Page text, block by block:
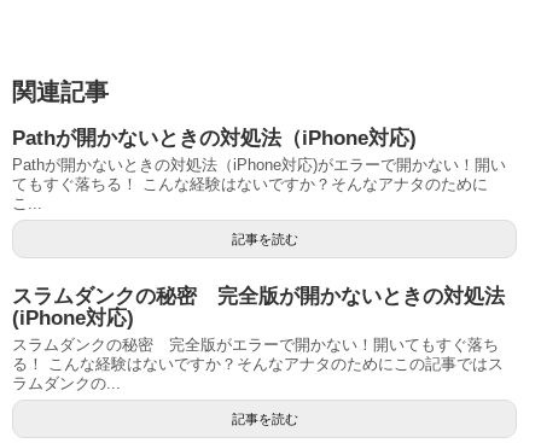
関連記事
Pathが開かないときの対処法（iPhone対応)
Pathが開かないときの対処法（iPhone対応)がエラーで開かない！開い
てもすぐ落ちる！ こんな経験はないですか？そんなアナタのために
こ...
記事を読む
スラムダンクの秘密 完全版が開かないときの対処法
(iPhone対応)
スラムダンクの秘密 完全版がエラーで開かない！開いてもすぐ落ち
る！ こんな経験はないですか？そんなアナタのためにこの記事ではス
ラムダンクの...
記事を読む